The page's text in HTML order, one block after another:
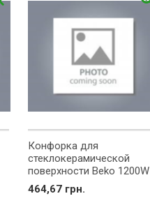
Конфорка для
стеклокерамической
поверхности Beko 1200W
162926016
464,67 грн.